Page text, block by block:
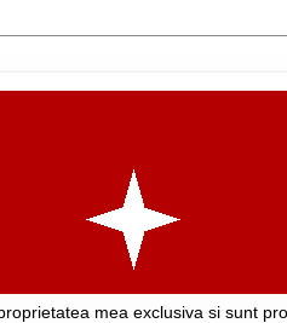
mea exclusiva si sunt